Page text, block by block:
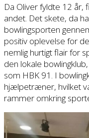
Da Oliver fyldte 12 år,
andet. Det skete, da
bowlingsporten
positiv oplevelse for
nemlig hurtigt flair for
den lokale
som HBK 91. I
hjælpetræner, hvilket
rammer omkring